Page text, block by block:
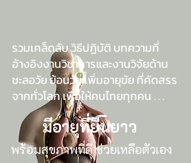
รวมเคล็ดลับ วิธีปฏิบัติ บทความที่
อ้างอิงงานวิชาการและงานวิจัยด้าน
ชะลอวัย ย้อนวัย เพิ่มอายุขัย ที่คัดสรร
จากทั่วโลก เพื่อให้คนไทยทุกคน . . .
มีอายุที่ยืนยาว
พร้อมสุขภาพที่ดี ช่วยเหลือตัวเอง